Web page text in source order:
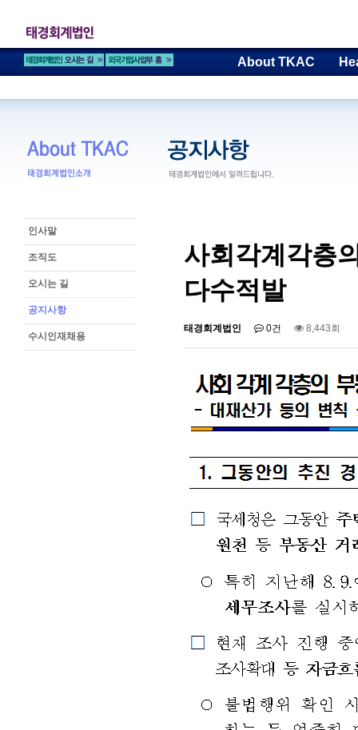
About TKAC
인사말
조직도
오시는 길
공지사항
수시인재채용
사회각계각층
다수적발
태경회계법인 0건 8,443회